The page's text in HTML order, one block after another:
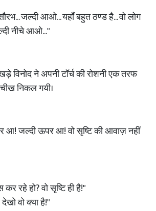
जल्दी आओ... यहाँ बहुत ठण्ड है... वो लोग
नीचे आओ..."
विनोद ने अपनी टॉर्च की रोशनी एक तरफ
निकल गयी।
आ! जल्दी ऊपर आ! वो सृष्टि की आवाज़ नहीं
रहे हो? वो सृष्टि ही है!"
वो क्या है!"